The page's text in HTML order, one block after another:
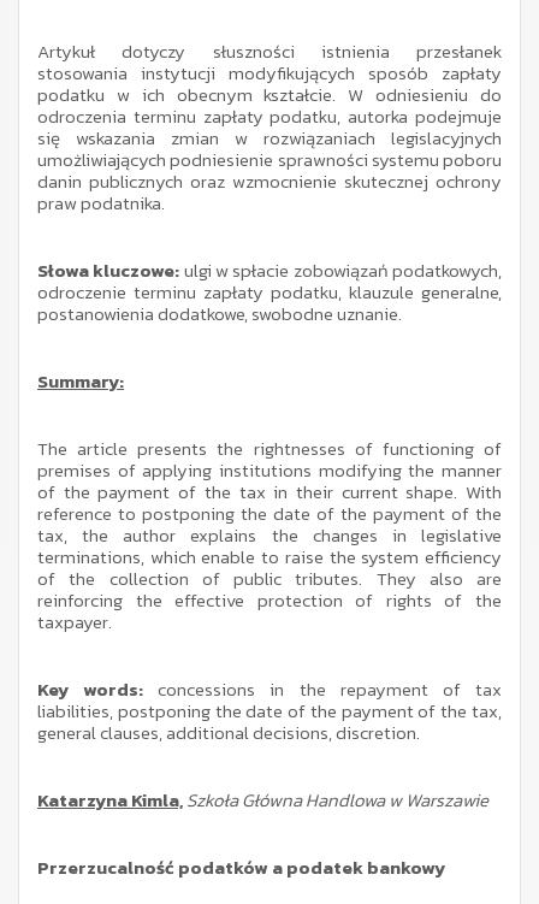
Artykuł dotyczy słuszności istnienia przesłanek
stosowania instytucji modyfikujących sposób zapłaty
podatku w ich obecnym kształcie. W odniesieniu do
odroczenia terminu zapłaty podatku, autorka podejmuje
się wskazania zmian w rozwiązaniach legislacyjnych
umożliwiających podniesienie sprawności systemu poboru
danin publicznych oraz wzmocnienie skutecznej ochrony
praw podatnika.
Słowa kluczowe:ulgi w spłacie zobowiązań podatkowych,
odroczenie terminu zapłaty podatku, klauzule generalne,
postanowienia dodatkowe, swobodne uznanie.
Summary:
The article presents the rightnesses of functioning of
premises of applying institutions modifying the manner
of the payment of the tax in their current shape. With
reference to postponing the date of the payment of the
tax, the author explains the changes in legislative
terminations, which enable to raise the system efficiency
of the collection of public tributes. They also are
reinforcing the effective protection of rights of the
taxpayer.
Key words: concessions in the repayment of tax
liabilities, postponing the date of the payment of the tax,
general clauses, additional decisions, discretion.
Katarzyna Kimla,Szkoła Główna Handlowa w Warszawie
Przerzucalność podatków a podatek bankowy